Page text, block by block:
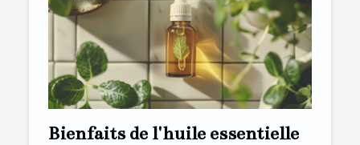
Bienfaits de l'huile essentielle